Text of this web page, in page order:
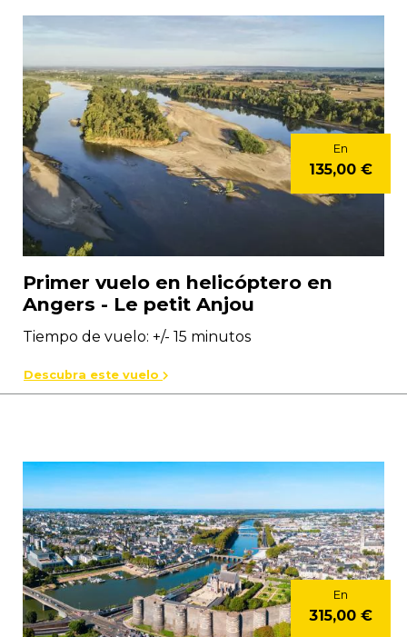
Primer vuelo en helicóptero en
Angers - Le petit Anjou
Tiempo de vuelo: +/- 15 minutos
En
135,00 €
Descubra este vuelo
En
315,00 €